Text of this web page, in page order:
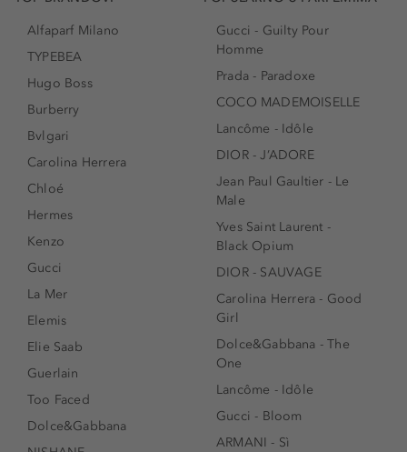
Alfaparf Milano
TYPEBEA
Hugo Boss
Burberry
Bvlgari
Carolina Herrera
Chloé
Hermes
Kenzo
Gucci
La Mer
Elemis
Elie Saab
Guerlain
Too Faced
Dolce&Gabbana
Gucci - Guilty Pour
Homme
Prada - Paradoxe
COCO MADEMOISELLE
Lancôme - Idôle
DIOR - J’ADORE
Jean Paul Gaultier - Le
Male
Yves Saint Laurent -
Black Opium
DIOR - SAUVAGE
Carolina Herrera - Good
Girl
Dolce&Gabbana - The
One
Lancôme - Idôle
Gucci - Bloom
ARMANI - Sì